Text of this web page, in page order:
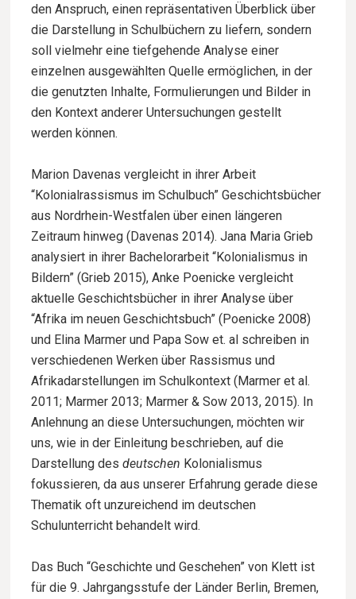
den Anspruch, einen repräsentativen Überblick über
die Darstellung in Schulbüchern zu liefern, sondern
soll vielmehr eine tiefgehende Analyse einer
einzelnen ausgewählten Quelle ermöglichen, in der
die genutzten Inhalte, Formulierungen und Bilder in
den Kontext anderer Untersuchungen gestellt
werden können.
Marion Davenas vergleicht in ihrer Arbeit
“Kolonialrassismus im Schulbuch” Geschichtsbücher
aus Nordrhein-Westfalen über einen längeren
Zeitraum hinweg (Davenas 2014). Jana Maria Grieb
analysiert in ihrer Bachelorarbeit “Kolonialismus in
Bildern” (Grieb 2015), Anke Poenicke vergleicht
aktuelle Geschichtsbücher in ihrer Analyse über
“Afrika im neuen Geschichtsbuch” (Poenicke 2008)
und Elina Marmer und Papa Sow et. al schreiben in
verschiedenen Werken über Rassismus und
Afrikadarstellungen im Schulkontext (Marmer et al.
2011; Marmer 2013; Marmer & Sow 2013, 2015). In
Anlehnung an diese Untersuchungen, möchten wir
uns, wie in der Einleitung beschrieben, auf die
Darstellung des deutschen Kolonialismus
fokussieren, da aus unserer Erfahrung gerade diese
Thematik oft unzureichend im deutschen
Schulunterricht behandelt wird.
Das Buch “Geschichte und Geschehen” von Klett ist
für die 9. Jahrgangsstufe der Länder Berlin, Bremen,